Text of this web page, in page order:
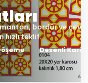
Desenli Karo